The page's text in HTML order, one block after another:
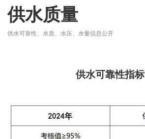
供水质量
供水可靠性、水质、水压、水量信息公开
供水可靠性指标